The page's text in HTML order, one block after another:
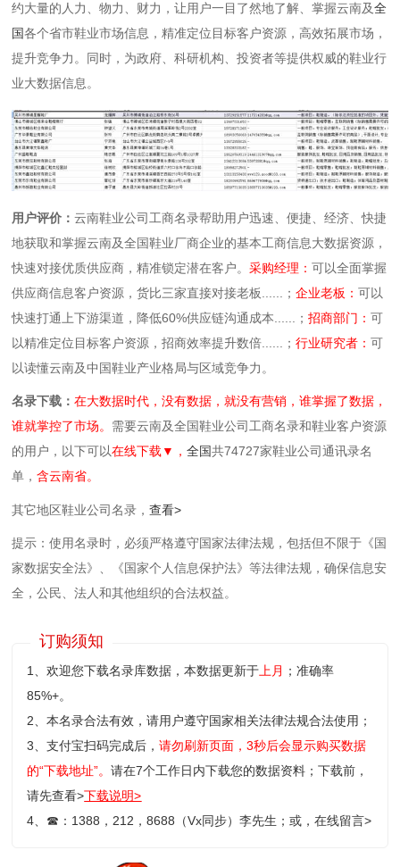
约大量的人力、物力、财力，让用户一目了然地了解、掌握云南及全
国各个省市鞋业市场信息，精准定位目标客户资源，高效拓展市场，
提升竞争力。同时，为政府、科研机构、投资者等提供权威的鞋业行
业大数据信息。
用户评价：云南鞋业公司工商名录帮助用户迅速、便捷、经济、快捷
地获取和掌握云南及全国鞋业厂商企业的基本工商信息大数据资源，
快速对接优质供应商，精准锁定潜在客户。采购经理：可以全面掌握
供应商信息客户资源，货比三家直接对接老板......；企业老板：可以
快速打通上下游渠道，降低60%供应链沟通成本......；招商部门：可
以精准定位目标客户资源，招商效率提升数倍......；行业研究者：可
以读懂云南及中国鞋业产业格局与区域竞争力。
名录下载：在大数据时代，没有数据，就没有营销，谁掌握了数据，
谁就掌控了市场。 需要云南及全国鞋业公司工商名录和鞋业客户资源
的用户，以下可以在线下载▼，全国共74727家鞋业公司通讯录名
单，含云南省。
其它地区鞋业公司名录，查看>
提示：使用名录时，必须严格遵守国家法律法规，包括但不限于《国
家数据安全法》、《国家个人信息保护法》等‌法律法规，确保信息安
全，公民、法人和其他组织的合法权益。
订购须知
1、欢迎您下载名录库数据，本数据更新于 上月 ；准确率
85%+。
2、本名录合法有效，请用户遵守国家相关法律法规合法使用；
3、支付宝扫码完成后，请勿刷新页面，3秒后会显示购买数据
的“下载地址”。请在7个工作日内下载您的数据资料；下载前，
请先查看>下载说明>
4、 ☎ ：1388，212，8688（Vx同步）李先生；或，在线留言>